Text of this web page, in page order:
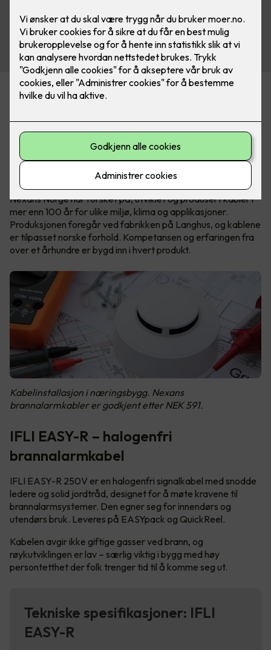
Det nye sortimentet er tilgjengelig i Nexans’ nye
Over 100 år med norsk
kabelkompetanse
Nexans Norge har forsket på, utviklet og produsert kabler i
mer enn 100 år for ulike miljø, klima og applikasjoner.
Produksjonen foregår ved fabrikken på Langhus, og kablene
er tilpasset norske forhold. Kompetansen og erfaringen fra
over et århundre er bygd inn i hvert produkt.
Kabelinstallasjon i næringsbygg. Nexans
brannalarmkabler er godkjent etter NEK 591.
IFLI EASY-R – halogenfri
brannalarmkabel
IFLI EASY-R 250V er en halogenfri signalkabel med snodde
ledere og solid jordtråd, designet for å møte kravene til
brannalarmsystemer. Den egner seg for innendørs og
utendørs bruk. Leveres på EASYpack og QuickReel.
Kabelen avgir ikke giftige gasser ved brann, og
røykutviklingen er lav – særlig viktig i bygg med høy
persontetthet der folk trenger tid til å komme seg ut.
Tekniske spesifikasjoner: IFLI
EASY-R